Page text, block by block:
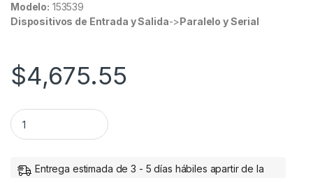
Modelo: 153539
Dispositivos de Entrada y Salida-> Paralelo y Serial
$4,675.55
MUX KVM HMDI DOBLE MONITOR 4 1 4K 30MHZ USB2.0
Entrega estimada de 3 - 5 días hábiles apartir de la